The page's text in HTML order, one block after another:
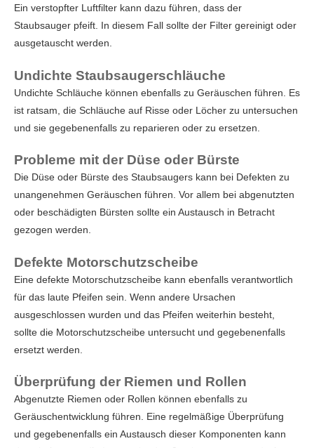
Ein verstopfter Luftfilter kann dazu führen, dass der
Staubsauger pfeift. In diesem Fall sollte der Filter gereinigt oder
ausgetauscht werden.
Undichte Staubsaugerschläuche
Undichte Schläuche können ebenfalls zu Geräuschen führen. Es
ist ratsam, die Schläuche auf Risse oder Löcher zu untersuchen
und sie gegebenenfalls zu reparieren oder zu ersetzen.
Probleme mit der Düse oder Bürste
Die Düse oder Bürste des Staubsaugers kann bei Defekten zu
unangenehmen Geräuschen führen. Vor allem bei abgenutzten
oder beschädigten Bürsten sollte ein Austausch in Betracht
gezogen werden.
Defekte Motorschutzscheibe
Eine defekte Motorschutzscheibe kann ebenfalls verantwortlich
für das laute Pfeifen sein. Wenn andere Ursachen
ausgeschlossen wurden und das Pfeifen weiterhin besteht,
sollte die Motorschutzscheibe untersucht und gegebenenfalls
ersetzt werden.
Überprüfung der Riemen und Rollen
Abgenutzte Riemen oder Rollen können ebenfalls zu
Geräuschentwicklung führen. Eine regelmäßige Überprüfung
und gegebenenfalls ein Austausch dieser Komponenten kann